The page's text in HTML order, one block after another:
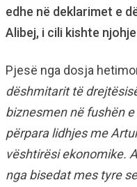
edhe në deklarimet e
Alibej, i cili kishte
Pjesë nga dosja
dëshmitarit të
biznesmen në fushën
përpara lidhjes me
vështirësi ekonomike.
nga bisedat mes tyre